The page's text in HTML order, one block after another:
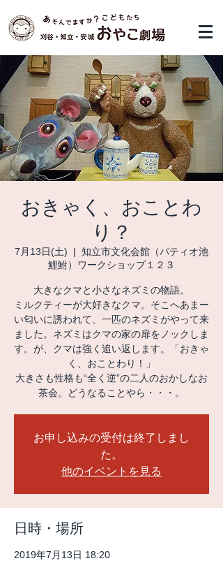
おきゃく、おことわ
り？
7月13日(土)
  |
知立市文化会館（パティオ池
鯉鮒）ワークショップ１２３
大きなクマと小さなネズミの物語。
ミルクティーが大好きなクマ。そこへあまー
い匂いに誘われて、一匹のネズミがやって来
ました。ネズミはクマの家の扉をノックしま
す。が、クマは強く追い返します。「おきゃ
く、おことわり！」
大きさも性格も“全く逆”の二人のおかしなお
茶会。どうなることやら・・・。
お申し込みの受付は終了しまし
た。
他のイベントを見る
日時・場所
2019年7月13日 18:20